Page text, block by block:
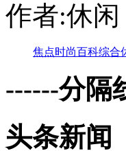
作者:休闲
焦点时尚百科综合
------分隔
头条新闻